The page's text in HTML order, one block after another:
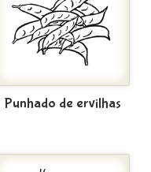
Punhado de ervilhas